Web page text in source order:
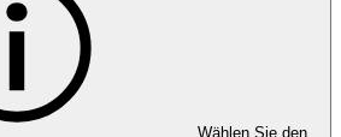
Wählen Sie den